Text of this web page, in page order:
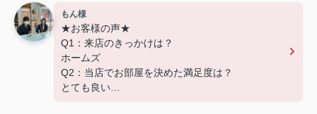
引越し業者のご紹介やインターネット回線のご相
談、その他入居中のお困りごとなどございました
ら、どうぞお気軽にご相談ください。
アパートマンション館は365日毎日キャンペーン
開催中！ お問い合わせは 04(7167)1222までどう
ぞ♪
---------------------------
この度は弊社でのご契約ありがとうございまし
た！
アパートマンション館では、お部屋のご紹介だけ
でなく、入居後のアフターフォローもさせて頂いて
もん様
★お客様の声★
Q1：来店のきっかけは？
ホームズ
Q2：当店でお部屋を決めた満足度は？
とても良い